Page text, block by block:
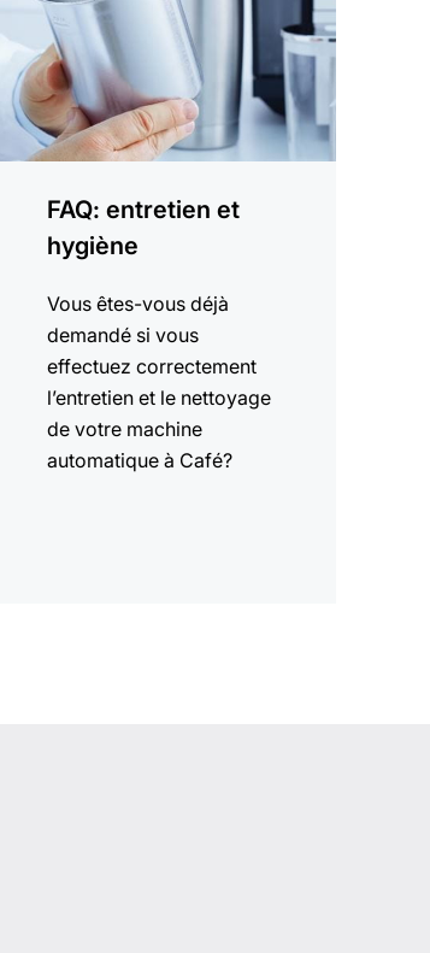
FAQ: entretien et
hygiène
Vous êtes-vous déjà
demandé si vous
effectuez correctement
l’entretien et le nettoyage
de votre machine
automatique à Café?